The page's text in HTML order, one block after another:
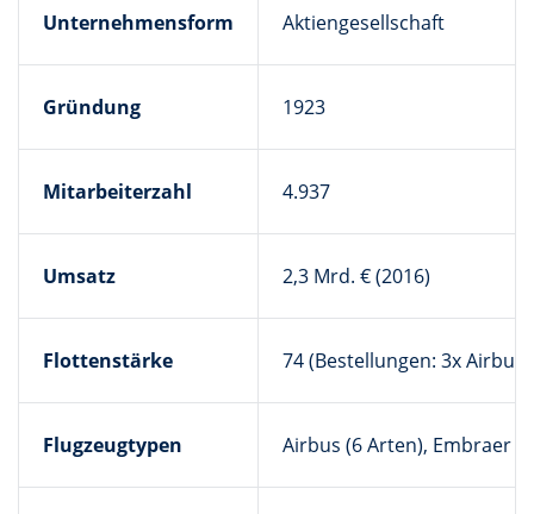
Unternehmensform Aktiengesellschaft
Gründung 1923
Mitarbeiterzahl 4.937
Umsatz 2,3 Mrd. € (2016)
Flottenstärke 74 (Bestellungen: 3x Airbus
Flugzeugtypen Airbus (6 Arten), Embraer